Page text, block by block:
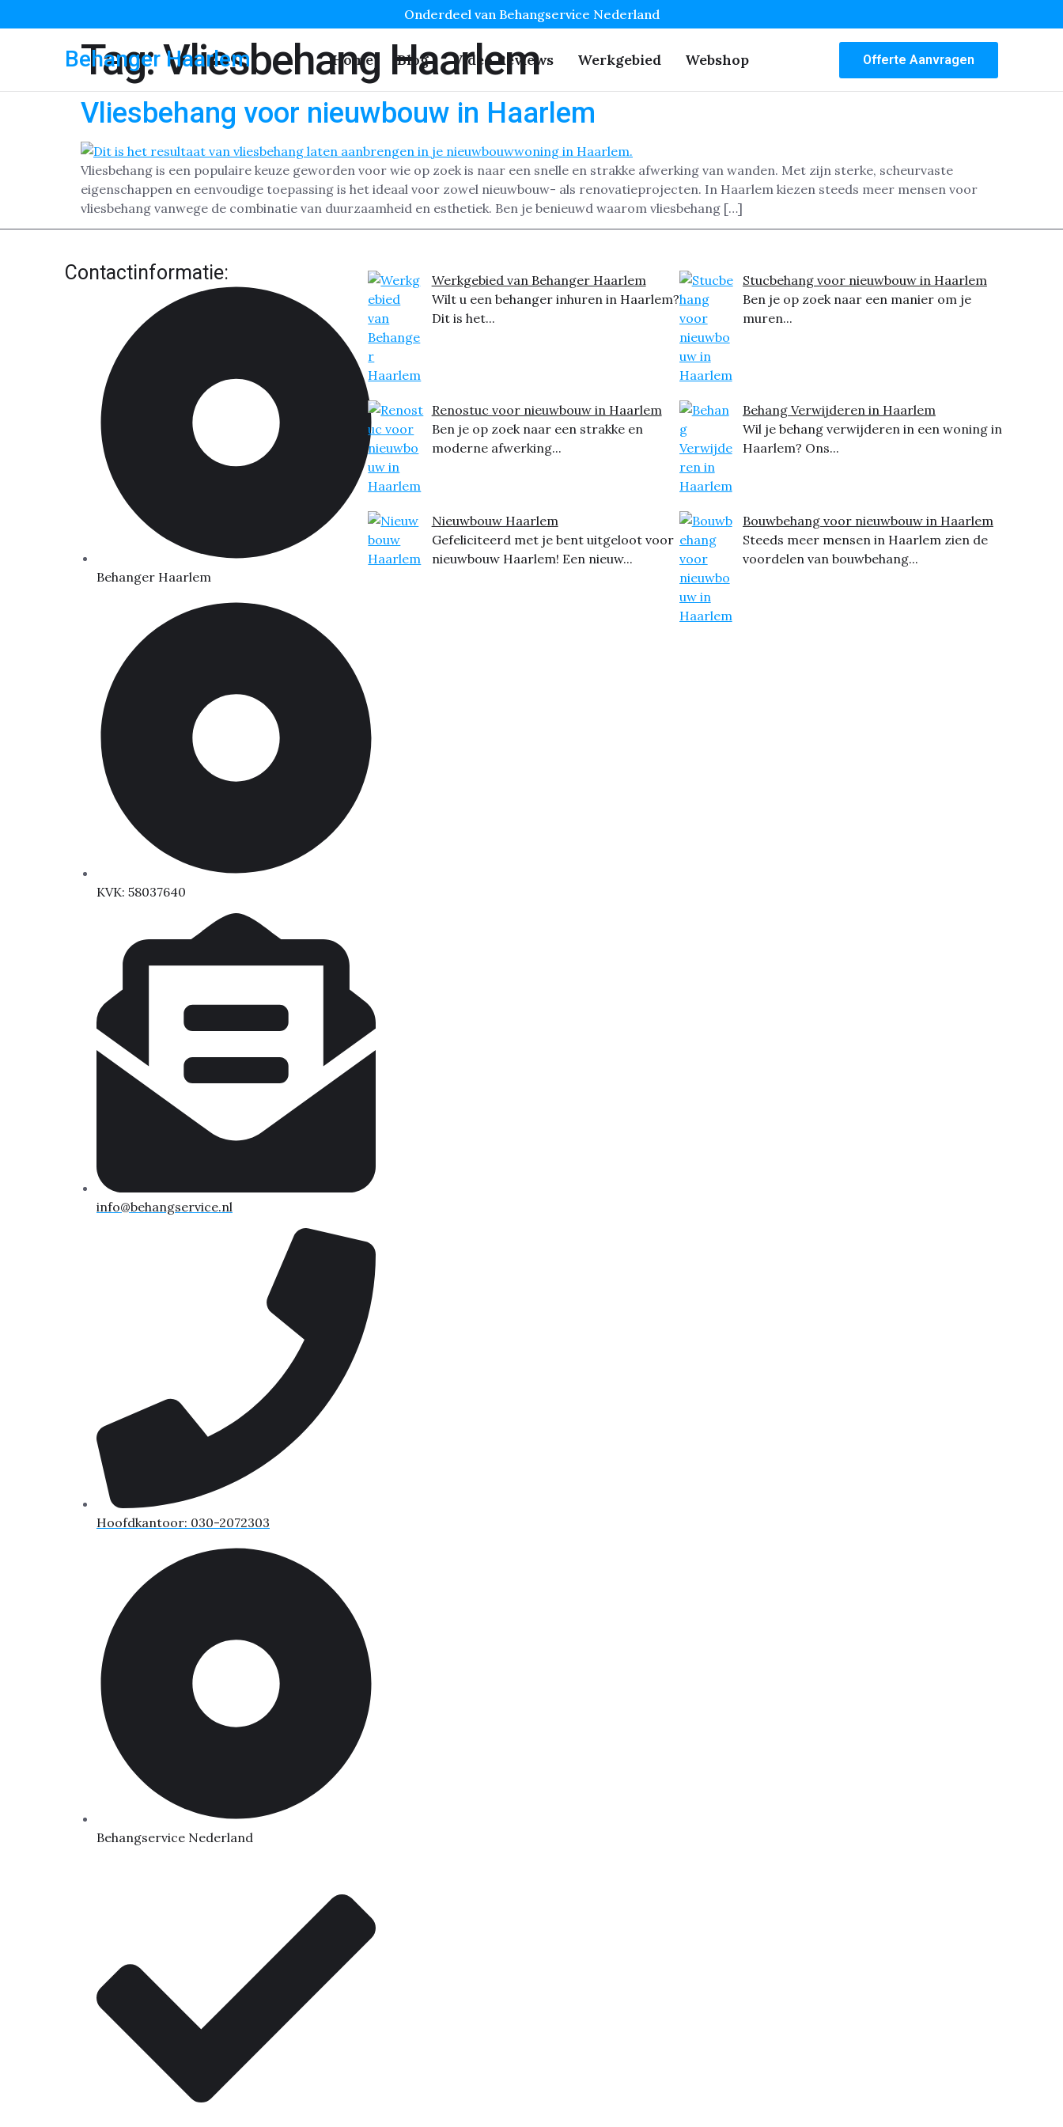
Onderdeel van Behangservice Nederland
Behanger Haarlem Home Blog Video Reviews Werkgebied Webshop Offerte Aanvragen
Tag:Vliesbehang Haarlem
Vliesbehang voor nieuwbouw in Haarlem
Vliesbehang is een populaire keuze geworden voor wie op zoek is naar een snelle en strakke afwerking van wanden. Met zijn sterke, scheurvaste
eigenschappen en eenvoudige toepassing is het ideaal voor zowel nieuwbouw- als renovatieprojecten. In Haarlem kiezen steeds meer mensen voor
vliesbehang vanwege de combinatie van duurzaamheid en esthetiek. Ben je benieuwd waarom vliesbehang […]
Contactinformatie:
Behanger Haarlem
KVK: 58037640
info@behangservice.nl
Hoofdkantoor: 030-2072303
Behangservice Nederland
Werkgebied van Behanger Haarlem
Wilt u een behanger inhuren in Haarlem?
Dit is het...
Renostuc voor nieuwbouw in Haarlem
Ben je op zoek naar een strakke en
moderne afwerking...
Nieuwbouw Haarlem
Gefeliciteerd met je bent uitgeloot voor
nieuwbouw Haarlem! Een nieuw...
Stucbehang voor nieuwbouw in Haarlem
Ben je op zoek naar een manier om je
muren...
Behang Verwijderen in Haarlem
Wil je behang verwijderen in een woning in
Haarlem? Ons...
Bouwbehang voor nieuwbouw in Haarlem
Steeds meer mensen in Haarlem zien de
voordelen van bouwbehang...